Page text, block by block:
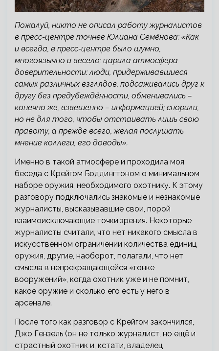
Пожалуй, никто не описал работу журналистов
в пресс-центре точнее Юлиана Семёнова: «Как
и всегда, в пресс-центре было шумно,
многоязычно и весело; царила атмосфера
доверительности: люди, придерживавшиеся
самых различных взглядов, подсаживались друг к
другу без предубеждённости, обменивались –
конечно же, взвешенно – информацией; спорили,
но не для того, чтобы отстаивать лишь свою
правоту, а прежде всего, желая послушать
мнение коллеги, его доводы».
Именно в такой атмосфере и проходила моя
беседа с Крейгом Боддингтоном о минимальном
наборе оружия, необходимого охотнику. К этому
разговору подключались знакомые и незнакомые
журналисты, высказывавшие свои, порой
взаимоисключающие точки зрения. Некоторые
журналисты считали, что нет никакого смысла в
искусственном ограничении количества единиц
оружия, другие, наоборот, полагали, что нет
смысла в непрекращающейся «гонке
вооружений», когда охотник уже и не помнит,
какое оружие и сколько его есть у него в
арсенале.
После того как разговор с Крейгом закончился,
Джо Гензель (он не только журналист, но ещё и
страстный охотник и, кстати, владелец